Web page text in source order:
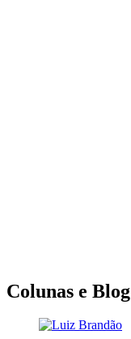
Colunas e Blog